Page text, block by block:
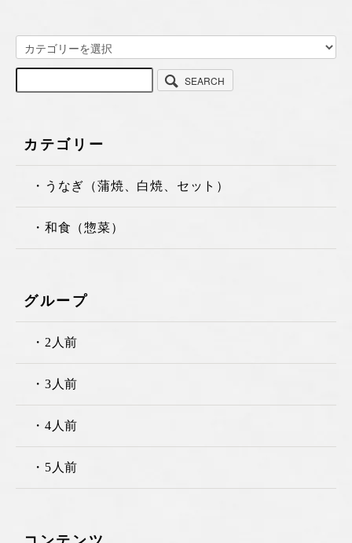
SEARCH
カテゴリー
・うなぎ（蒲焼、白焼、セット）
・和食（惣菜）
グループ
・2人前
・3人前
・4人前
・5人前